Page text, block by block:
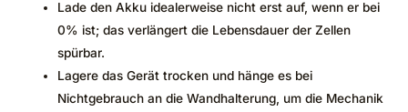
Lade den Akku idealerweise nicht erst auf, wenn er bei
0% ist; das verlängert die Lebensdauer der Zellen
spürbar.
Lagere das Gerät trocken und hänge es bei
Nichtgebrauch an die Wandhalterung, um die Mechanik